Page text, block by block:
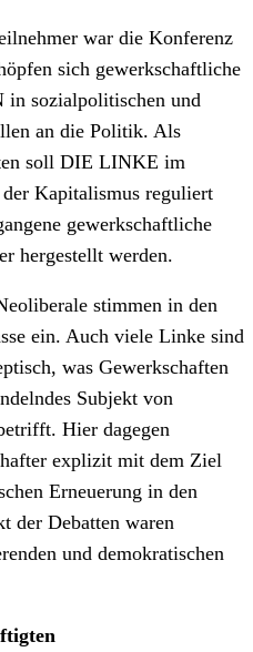
war die Konferenz
sich gewerkschaftliche
in sozialpolitischen und
an die Politik. Als
soll DIE LINKE im
Kapitalismus reguliert
gewerkschaftliche
hergestellt werden.
stimmen in den
ein. Auch viele Linke sind
was Gewerkschaften
Subjekt von
Hier dagegen
explizit mit dem Ziel
Erneuerung in den
der Debatten waren
und demokratischen